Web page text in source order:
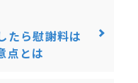
たら慰謝料は
点とは